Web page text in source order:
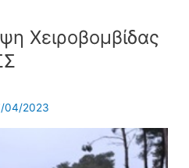
Χειροβομβίδας
04/2023